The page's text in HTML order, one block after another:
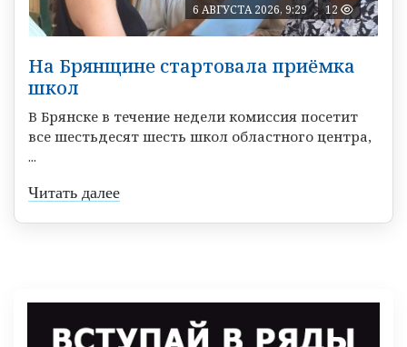
6 АВГУСТА 2026, 9:29 12
На Брянщине стартовала приёмка
школ
В Брянске в течение недели комиссия посетит
все шестьдесят шесть школ областного центра,
...
Читать далее